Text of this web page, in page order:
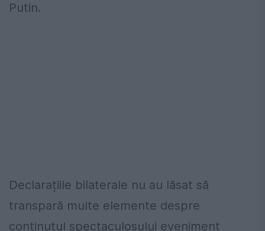
Putin.
Declarațiile bilaterale nu au lăsat să
transpară multe elemente despre
conținutul spectaculosului eveniment